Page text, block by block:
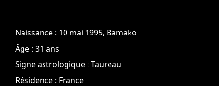
Naissance : 10 mai 1995, Bamako
Âge :31 ans
Signe astrologique :Taureau
Résidence : France